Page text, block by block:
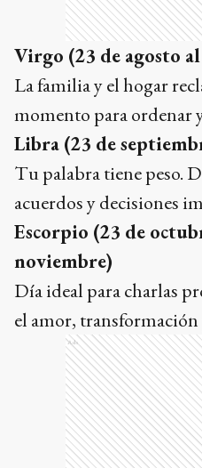
Virgo (23 de agosto
La familia y el hogar
momento para ordenar
Libra (23 de
Tu palabra tiene peso.
acuerdos y decisiones
Escorpio (23 de
noviembre)
Día ideal para charlas
el amor,
Ads